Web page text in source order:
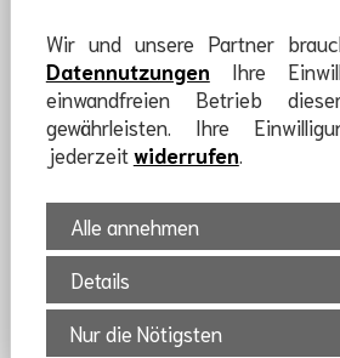
Allerdings konnte nicht
da anschließend gleich
anstand. Aber auch hier
eindrucksvoll und nach
Anzeigetafel auf 21:2
Pause und nach einigen
Aufstellung wurde weiter
gezeigt. Auch durch schöne
weitere 12 Tore erzielt,
Wir und unsere Partner
Datennutzungen Ihre
einwandfreien Betrieb
gewährleisten. Ihre
jederzeitwiderrufen
Alle annehmen
Details
Nur die Nötigsten